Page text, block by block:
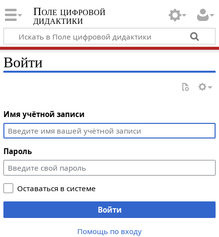
Поле цифровой
дидактики
Войти
Имя учётной записи
Пароль
Оставаться в системе
Войти
Помощь по входу